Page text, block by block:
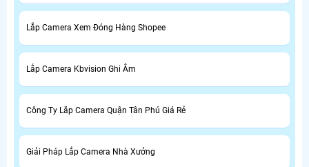
Lắp Camera Xem Đóng Hàng Shopee
Lắp Camera Kbvision Ghi Âm
Công Ty Lăp Camera Quận Tân Phú Giá Rẻ
Giải Pháp Lắp Camera Nhà Xưởng